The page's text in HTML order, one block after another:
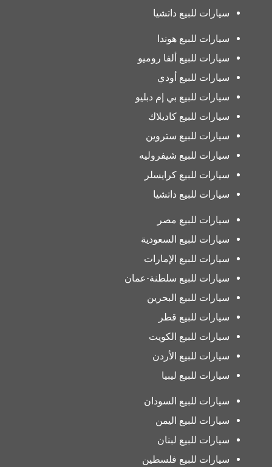
سيارات للبيع داتشيا
سيارات للبيع هوندا
سيارات للبيع ألفا روميو
سيارات للبيع أودي
سيارات للبيع بي إم دبليو
سيارات للبيع كاديلاك
سيارات للبيع ستروين
سيارات للبيع شيفروليه
سيارات للبيع كرايسلر
سيارات للبيع داتشيا
سيارات للبيع مصر
سيارات للبيع السعودية
سيارات للبيع الإمارات
سيارات للبيع سلطنة-عمان
سيارات للبيع البحرين
سيارات للبيع قطر
سيارات للبيع الكويت
سيارات للبيع الأردن
سيارات للبيع ليبيا
سيارات للبيع السودان
سيارات للبيع اليمن
سيارات للبيع لبنان
سيارات للبيع فلسطين